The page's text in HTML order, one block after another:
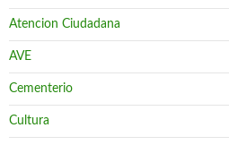
Atencion Ciudadana
AVE
Cementerio
Cultura